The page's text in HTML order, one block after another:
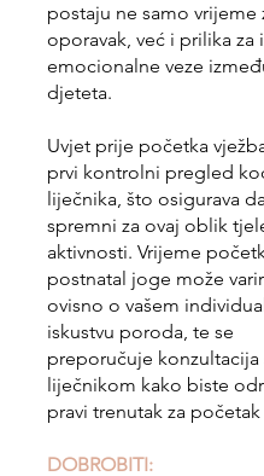
postaju ne samo vrijeme
oporavak, već i prilika za
emocionalne veze
djeteta.
Uvjet prije početka
prvi kontrolni pregled
liječnika, što osigurava
spremni za ovaj oblik
aktivnosti. Vrijeme
postnatal joge može
ovisno o vašem
iskustvu poroda, te se
preporučuje konzultacija
liječnikom kako biste
pravi trenutak za početak
DOBROBITI: